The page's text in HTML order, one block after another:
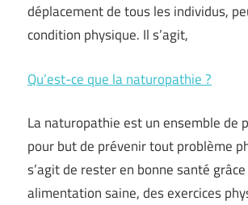
déplacement de tous les individus,
condition physique. Il s’agit,
Qu’est-ce que la naturopathie ?
La naturopathie est un ensemble de
pour but de prévenir tout problème
s’agit de rester en bonne santé
alimentation saine, des exercices